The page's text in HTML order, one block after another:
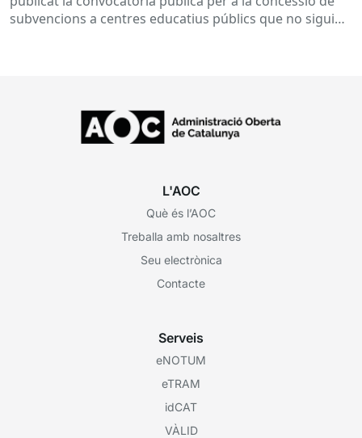
inserció, durant el curs 2026-2027
subvencions a centres educatius públics que no siguin
L'AOC
Què és l’AOC
Treballa amb nosaltres
Seu electrònica
Contacte
Serveis
eNOTUM
eTRAM
idCAT
VÀLID